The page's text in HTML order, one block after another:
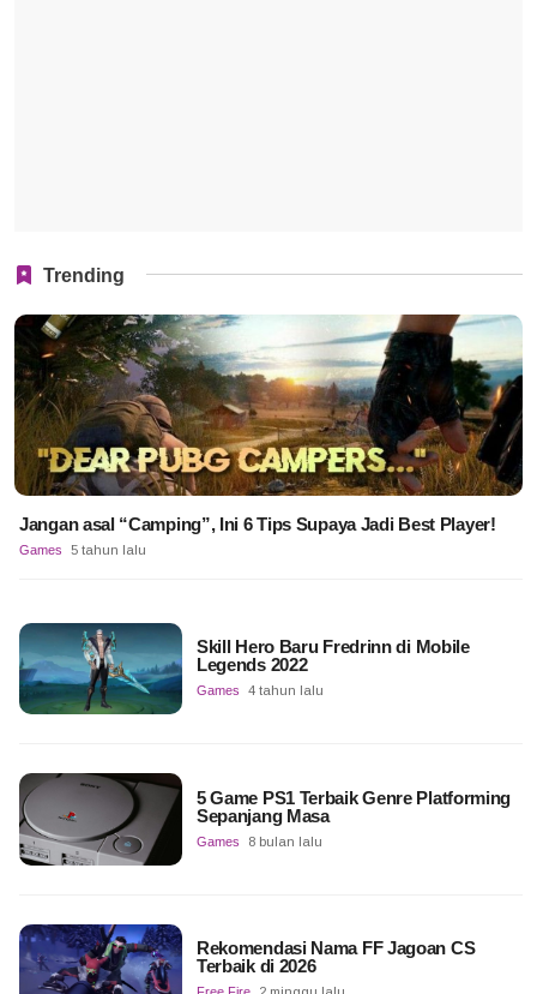
Trending
Jangan asal “Camping”, Ini 6 Tips Supaya Jadi Best Player!
Games 5 tahun lalu
Skill Hero Baru Fredrinn di Mobile
Legends 2022
Games 4 tahun lalu
5 Game PS1 Terbaik Genre Platforming
Sepanjang Masa
Games 8 bulan lalu
Rekomendasi Nama FF Jagoan CS
Terbaik di 2026